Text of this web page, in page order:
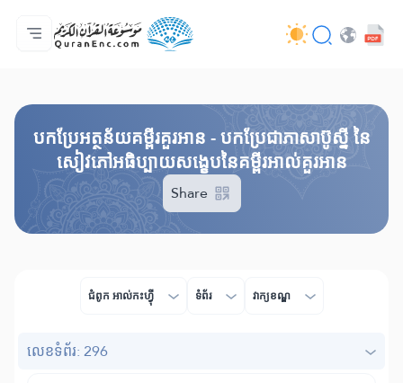
ទំព័រ​ដេីម
មាតិកានៃការបកប្រែ
Audio
សេវាកម្មសម្រាប់អ្នកអភិវឌ្ឍន៍ - API
អំពី​គម្រោង
ទំនាក់ទំងមកកាន់យើងខ្ញុំ
ភាសា
បកប្រែអត្ថន័យគម្ពីរគួរអាន - បកប្រែជាភាសាប៊ូស្នី នៃ
សៀវភៅអធិប្បាយសង្ខេបនៃគម្ពីរអាល់គួរអាន
Share
ជំពូក​ អាល់កះហ្វុី ទំព័រ វាក្យខណ្ឌ
លេខ​ទំព័រ: 296